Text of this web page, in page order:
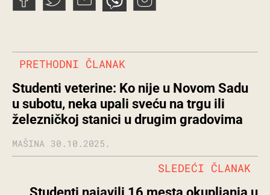
PRETHODNI ČLANAK
Studenti veterine: Ko nije u Novom Sadu
u subotu, neka upali sveću na trgu ili
železničkoj stanici u drugim gradovima
MAŠINA 30.10.2025.
SLEDEĆI ČLANAK